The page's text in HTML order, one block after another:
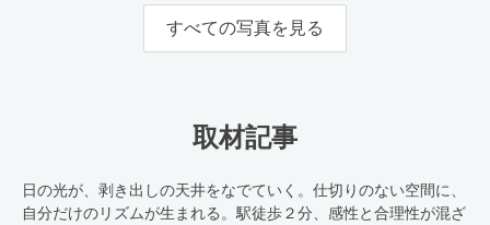
すべての写真を見る
取材記事
日の光が、剥き出しの天井をなでていく。仕切りのない空間に、
自分だけのリズムが生まれる。駅徒歩２分、感性と合理性が混ざ